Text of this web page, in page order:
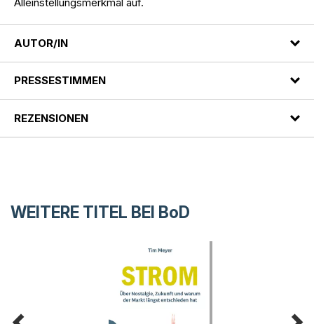
AUTOR/IN
PRESSESTIMMEN
REZENSIONEN
WEITERE TITEL BEI BoD